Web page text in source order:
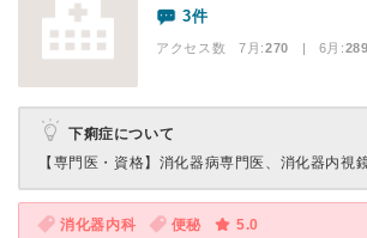
3件
アクセス数 7月:270 | 6月:289
下痢症について
【専門医・資格】 消化器病専門医、消化器内視
消化器内科 便秘
5.0